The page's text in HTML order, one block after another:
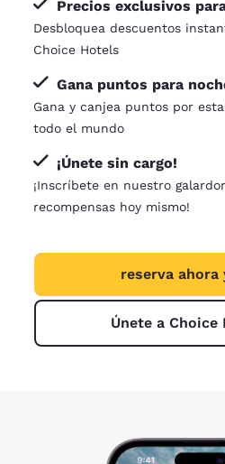
Precios exclusivos
Desbloquea descuentos
Choice Hotels
Gana puntos para
Gana y canjea puntos por
todo el mundo
¡Únete sin cargo!
¡Inscríbete en nuestro
recompensas hoy mismo!
reserva ahora
Únete a Choice